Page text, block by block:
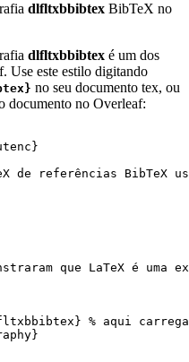
dlfltxbbibtex BibTeX no
dlfltxbbibtex é um dos
Use este estilo digitando
no seu documento tex, ou
documento no Overleaf:
}
de referências
que LaTeX é
% aqui